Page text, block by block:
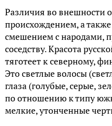
Различия во внешности
происхождением, а
смешением с народами,
соседству. Красота
тяготеет к северному,
Это светлые волосы
глаза (голубые, серые,
по отношению к типу
мелкие, утонченные